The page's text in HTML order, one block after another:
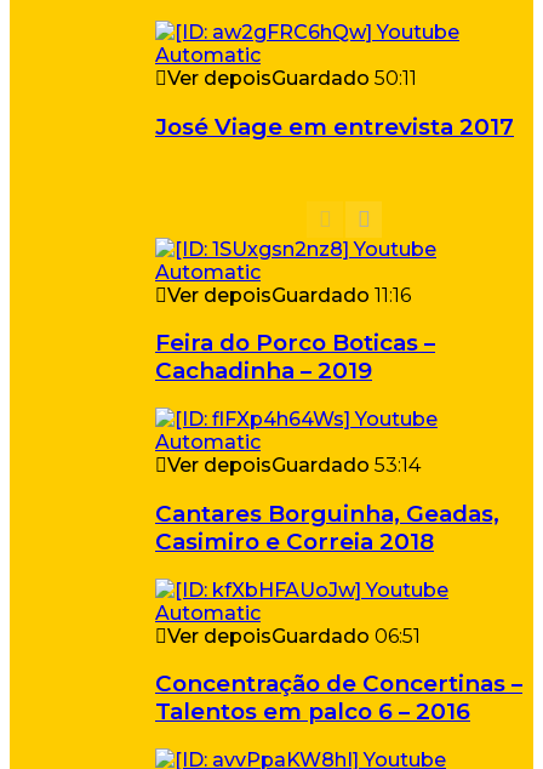
Ver depoisGuardado 50:11
José Viage em entrevista 2017
Ver depoisGuardado 11:16
Feira do Porco Boticas –
Cachadinha – 2019
Ver depoisGuardado 53:14
Cantares Borguinha, Geadas,
Casimiro e Correia 2018
Ver depoisGuardado 06:51
Concentração de Concertinas –
Talentos em palco 6 – 2016